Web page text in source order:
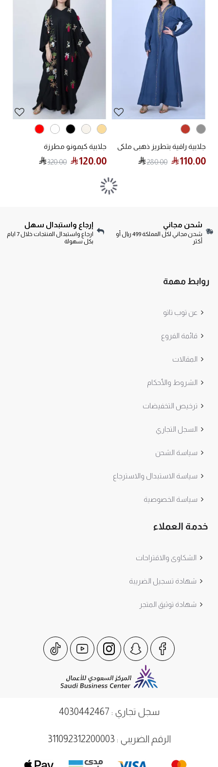
جلابية راقية بتطريز ذهبي ملكي
110.00
280.00
جلابية كيمونو مطرزة
120.00
320.00
شحن مجاني
شحن مجاني لكل المملكة 499 ريال أو
أكثر
إرجاع واستبدال سهل
ارجاع واستبدال المنتجات خلال 7 ايام
بكل سهولة
روابط مهمة
عن توب تاتو
قائمة الفروع
المقالات
الشروط والأحكام
ترخيص التخفيضات
السجل التجاري
سياسة الشحن
سياسة الاستبدال والاسترجاع
سياسة الخصوصية
خدمة العملاء
الشكاوى والاقتراحات
شهادة تسجيل الضريبة
شهادة توثيق المتجر
سجل تجاري : 4030442467
الرقم الضريبي : 311092312200003